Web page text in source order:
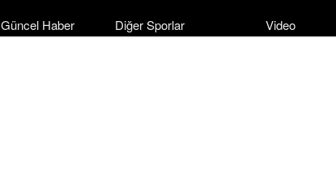
Güncel Haber Diğer Sporlar Video